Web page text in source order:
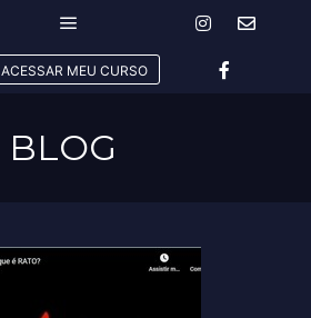
Menu principal
ACESSAR MEU CURSO
BLOG